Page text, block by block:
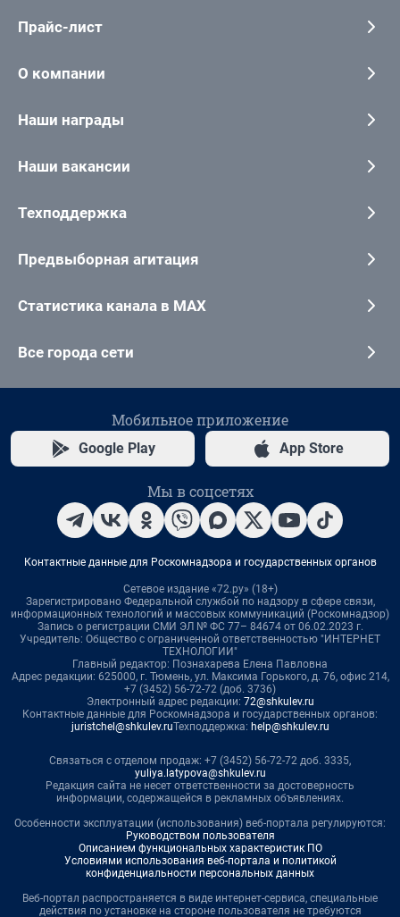
Прайс-лист
О компании
Наши награды
Наши вакансии
Техподдержка
Предвыборная агитация
Статистика канала в MAX
Все города сети
Мобильное приложение
Google Play App Store
Мы в соцсетях
Контактные данные для Роскомнадзора и государственных органов
Сетевое издание «72.ру» (18+)
Зарегистрировано Федеральной службой по надзору в сфере связи,
информационных технологий и массовых коммуникаций (Роскомнадзор)
Запись о регистрации СМИ ЭЛ № ФС 77– 84674 от 06.02.2023 г.
Учредитель: Общество с ограниченной ответственностью "ИНТЕРНЕТ
ТЕХНОЛОГИИ"
Главный редактор: Познахарева Елена Павловна
Адрес редакции: 625000, г. Тюмень, ул. Максима Горького, д. 76, офис 214,
+7 (3452) 56-72-72 (доб. 3736)
Электронный адрес редакции: 72@shkulev.ru
Контактные данные для Роскомнадзора и государственных органов:
juristchel@shkulev.ruТехподдержка: help@shkulev.ru
Связаться с отделом продаж: +7 (3452) 56-72-72 доб. 3335,
yuliya.latypova@shkulev.ru
Редакция сайта не несет ответственности за достоверность
информации, содержащейся в рекламных объявлениях.
Особенности эксплуатации (использования) веб-портала регулируются:
Руководством пользователя
Описанием функциональных характеристик ПО
Условиями использования веб-портала и политикой
конфиденциальности персональных данных
Веб-портал распространяется в виде интернет-сервиса, специальные
действия по установке на стороне пользователя не требуются